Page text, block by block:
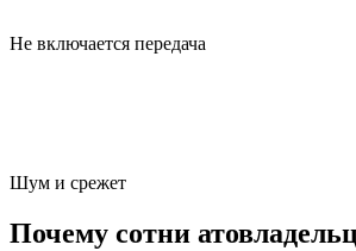
Не включается передача
Шум и срежет
Почему сотни